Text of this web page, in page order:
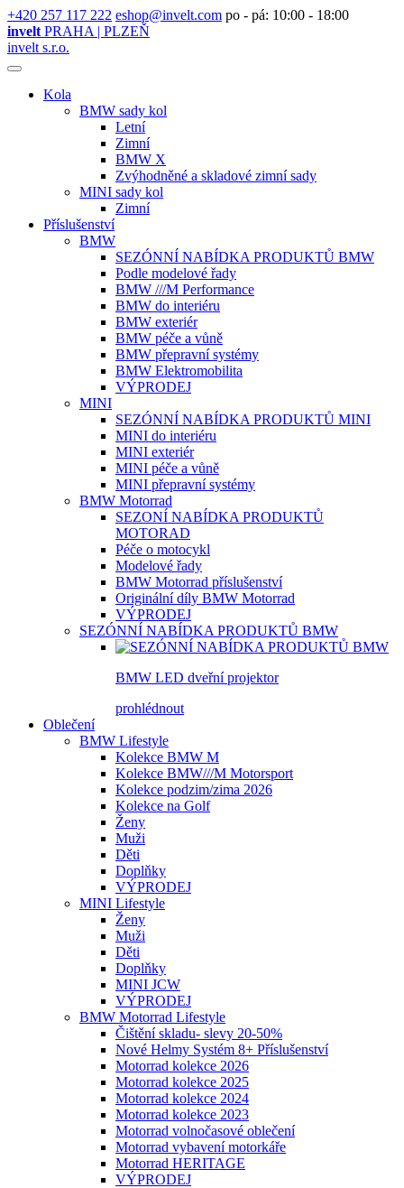
+420 257 117 222 eshop@invelt.com po - pá: 10:00 - 18:00
invelt PRAHA | PLZEŇ
invelt s.r.o.
Kola
BMW sady kol
Letní
Zimní
BMW X
Zvýhodněné a skladové zimní sady
MINI sady kol
Zimní
Příslušenství
BMW
SEZÓNNÍ NABÍDKA PRODUKTŮ BMW
Podle modelové řady
BMW ///M Performance
BMW do interiéru
BMW exteriér
BMW péče a vůně
BMW přepravní systémy
BMW Elektromobilita
VÝPRODEJ
MINI
SEZÓNNÍ NABÍDKA PRODUKTŮ MINI
MINI do interiéru
MINI exteriér
MINI péče a vůně
MINI přepravní systémy
BMW Motorrad
SEZONÍ NABÍDKA PRODUKTŮ
MOTORAD
Péče o motocykl
Modelové řady
BMW Motorrad příslušenství
Originální díly BMW Motorrad
VÝPRODEJ
SEZÓNNÍ NABÍDKA PRODUKTŮ BMW
BMW LED dveřní projektor
prohlédnout
Oblečení
BMW Lifestyle
Kolekce BMW M
Kolekce BMW///M Motorsport
Kolekce podzim/zima 2026
Kolekce na Golf
Ženy
Muži
Děti
Doplňky
VÝPRODEJ
MINI Lifestyle
Ženy
Muži
Děti
Doplňky
MINI JCW
VÝPRODEJ
BMW Motorrad Lifestyle
Čištění skladu- slevy 20-50%
Nové Helmy Systém 8+ Příslušenství
Motorrad kolekce 2026
Motorrad kolekce 2025
Motorrad kolekce 2024
Motorrad kolekce 2023
Motorrad volnočasové oblečení
Motorrad vybavení motorkáře
Motorrad HERITAGE
VÝPRODEJ